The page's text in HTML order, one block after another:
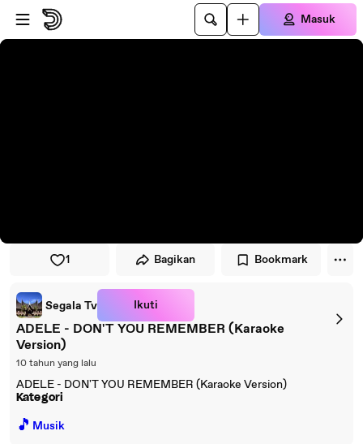
Lewati ke pemutar
Lewatkan ke konten utama
Masuk
1 Bagikan Bookmark
Segala Tv Ikuti
ADELE - DON'T YOU REMEMBER (Karaoke
Version)
10 tahun yang lalu
ADELE - DON'T YOU REMEMBER (Karaoke Version)
Kategori
🎵 Musik